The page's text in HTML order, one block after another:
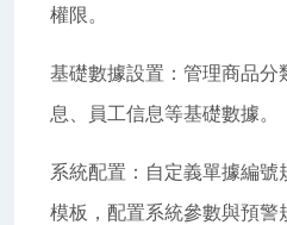
權限。
基礎數據設置：管理商品分
息、員工信息等基礎數據。
系統配置：自定義單據編號
模板，配置系統參數與預警